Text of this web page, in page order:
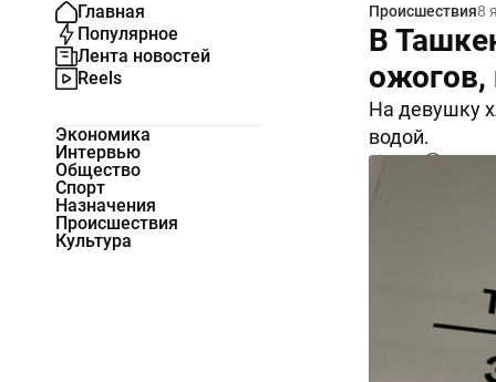
Главная
Популярное
Лента новостей
Reels
Экономика
Интервью
Общество
Спорт
Назначения
Происшествия
Культура
Происшествия8
В
ожогов,
На девушку
водой.